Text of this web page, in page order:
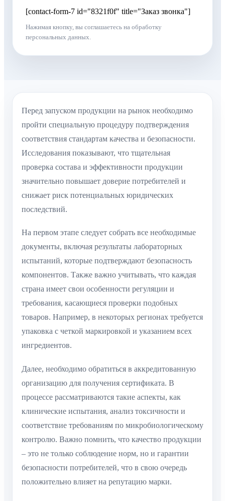
[contact-form-7 id="8321f0f" title="Заказ звонка"]
Нажимая кнопку, вы соглашаетесь на обработку
персональных данных.
Перед запуском продукции на рынок необходимо
пройти специальную процедуру подтверждения
соответствия стандартам качества и безопасности.
Исследования показывают, что тщательная
проверка состава и эффективности продукции
значительно повышает доверие потребителей и
снижает риск потенциальных юридических
последствий.
На первом этапе следует собрать все необходимые
документы, включая результаты лабораторных
испытаний, которые подтверждают безопасность
компонентов. Также важно учитывать, что каждая
страна имеет свои особенности регуляции и
требования, касающиеся проверки подобных
товаров. Например, в некоторых регионах требуется
упаковка с четкой маркировкой и указанием всех
ингредиентов.
Далее, необходимо обратиться в аккредитованную
организацию для получения сертификата. В
процессе рассматриваются такие аспекты, как
клинические испытания, анализ токсичности и
соответствие требованиям по микробиологическому
контролю. Важно помнить, что качество продукции
– это не только соблюдение норм, но и гарантии
безопасности потребителей, что в свою очередь
положительно влияет на репутацию марки.